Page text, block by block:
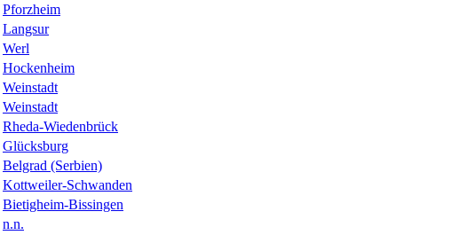
Pforzheim
Langsur
Werl
Hockenheim
Weinstadt
Weinstadt
Rheda-Wiedenbrück
Glücksburg
Belgrad (Serbien)
Kottweiler-Schwanden
Bietigheim-Bissingen
n.n.